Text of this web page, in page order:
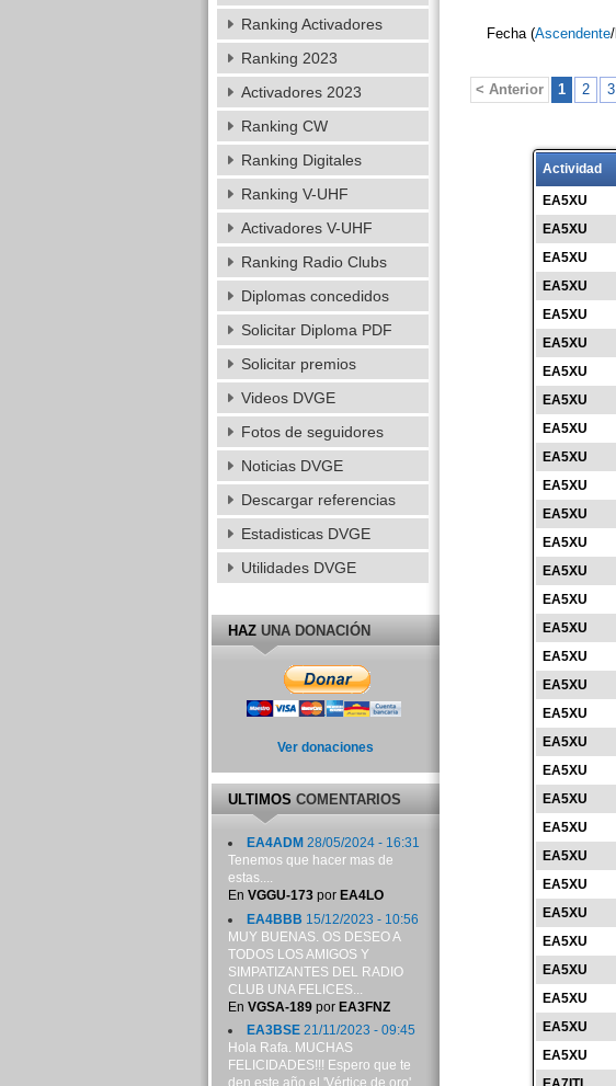
Fecha (Ascendente/
< Anterior 1 2 3
Actividad
EA5XU
EA5XU
EA5XU
EA5XU
EA5XU
EA5XU
EA5XU
EA5XU
EA5XU
EA5XU
EA5XU
EA5XU
EA5XU
EA5XU
EA5XU
EA5XU
EA5XU
EA5XU
EA5XU
EA5XU
EA5XU
EA5XU
EA5XU
EA5XU
EA5XU
EA5XU
EA5XU
EA5XU
EA5XU
EA5XU
EA5XU
Ranking Activadores
Ranking 2023
Activadores 2023
Ranking CW
Ranking Digitales
Ranking V-UHF
Activadores V-UHF
Ranking Radio Clubs
Diplomas concedidos
Solicitar Diploma PDF
Solicitar premios
Videos DVGE
Fotos de seguidores
Noticias DVGE
Descargar referencias
Estadisticas DVGE
Utilidades DVGE
HAZUNA DONACIÓN
Ver donaciones
ULTIMOSCOMENTARIOS
EA4ADM 28/05/2024 - 16:31
Tenemos que hacer mas de
estas....
En VGGU-173por EA4LO
EA4BBB 15/12/2023 - 10:56
MUY BUENAS. OS DESEO A
TODOS LOS AMIGOS Y
SIMPATIZANTES DEL RADIO
CLUB UNA FELICES...
En VGSA-189por EA3FNZ
EA3BSE21/11/2023 - 09:45
Hola Rafa. MUCHAS
FELICIDADES!!! Espero que te
den este año el 'Vértice de oro'